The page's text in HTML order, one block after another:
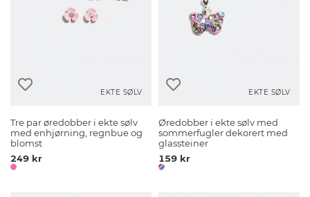
EKTE SØLV
Tre par øredobber i ekte sølv
med enhjørning, regnbue og
blomst
249 kr
EKTE SØLV
Øredobber i ekte sølv med
sommerfugler dekorert med
glassteiner
159 kr